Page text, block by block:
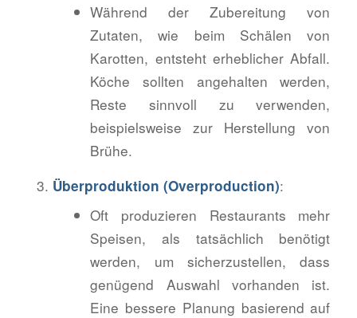
Während der Zubereitung von
Zutaten, wie beim Schälen von
Karotten, entsteht erheblicher Abfall.
Köche sollten angehalten werden,
Reste sinnvoll zu verwenden,
beispielsweise zur Herstellung von
Brühe.
Überproduktion (Overproduction):
Oft produzieren Restaurants mehr
Speisen, als tatsächlich benötigt
werden, um sicherzustellen, dass
genügend Auswahl vorhanden ist.
Eine bessere Planung basierend auf